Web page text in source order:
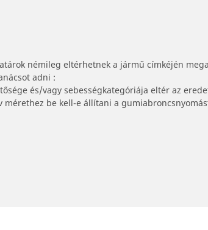
némileg eltérhetnek a jármű címkéjén
adni :
és/vagy sebességkategóriája eltér az
be kell-e állítani a